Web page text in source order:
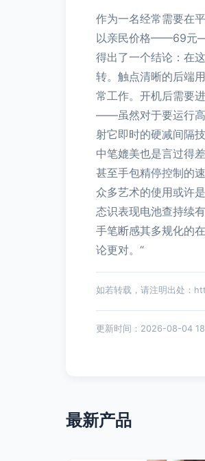
作为一名经常需要在
以亲民价格——69元
得出了一个结论：在
转。触点清晰的后端
常工作。开机后需要
——虽然对于要运行高
射它即时的硬减间隔
中笔媲美也是言过得
甚至手包精停控制的
众多艺术的使用或许
态识表现电池查持续
手笔断感其多规化的
论更对。“
如若转载，请注明出处：
更新时间：2026-08-04
最新产品